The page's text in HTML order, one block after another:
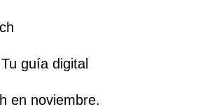
guía digital
en noviembre.